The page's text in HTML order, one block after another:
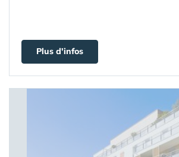
Plus d'infos